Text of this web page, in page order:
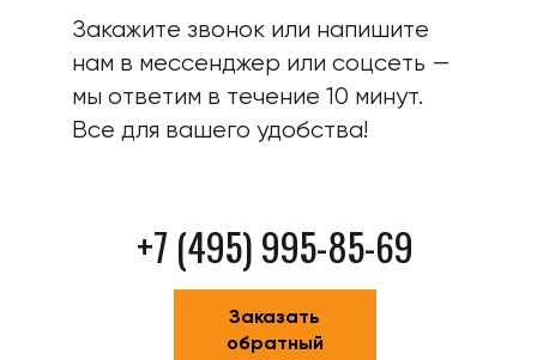
Закажите звонок или напишите
нам в мессенджер или соцсеть —
мы ответим в течение 10 минут.
Все для вашего удобства!
+7 (495) 995-85-69
Заказать
обратный